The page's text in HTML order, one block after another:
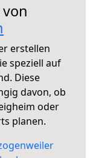
erstellen
speziell auf
Diese
davon, ob
oder
planen.